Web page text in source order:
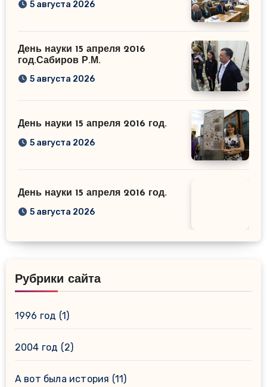
5 августа 2026
День науки 15 апреля 2016
год.Сабиров Р.М.
5 августа 2026
День науки 15 апреля 2016 год.
5 августа 2026
День науки 15 апреля 2016 год.
5 августа 2026
Рубрики сайта
1996 год (1)
2004 год (2)
А вот была история (11)